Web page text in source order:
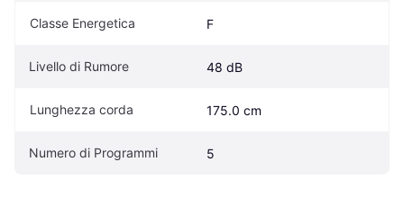
Classe Energetica F
Livello di Rumore 48 dB
Lunghezza corda 175.0 cm
Numero di Programmi 5